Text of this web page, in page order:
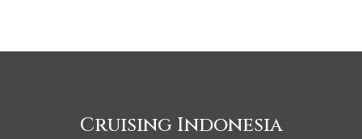
Cruising Indonesia